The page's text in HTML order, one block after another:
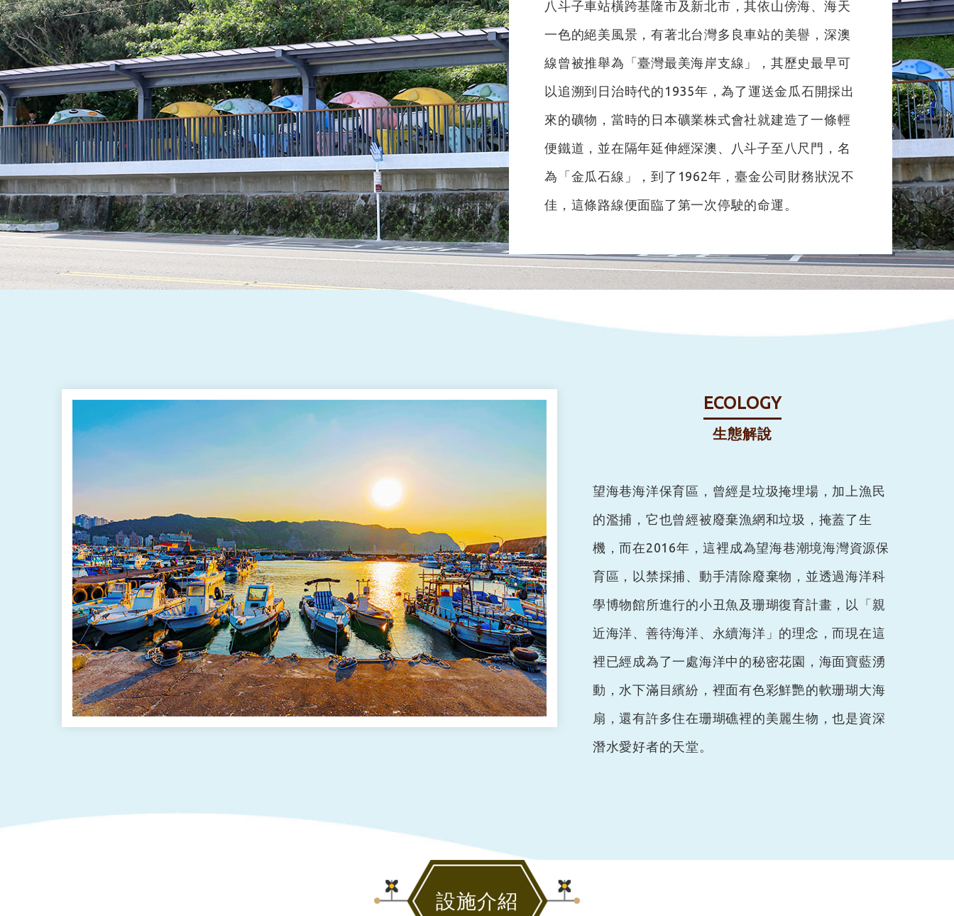
八斗子車站橫跨基隆市及新北市，其依山傍海、海天
一色的絕美風景，有著北台灣多良車站的美譽，深澳
線曾被推舉為「臺灣最美海岸支線」，其歷史最早可
以追溯到日治時代的1935年，為了運送金瓜石開採出
來的礦物，當時的日本礦業株式會社就建造了一條輕
便鐵道，並在隔年延伸經深澳、八斗子至八尺門，名
為「金瓜石線」，到了1962年，臺金公司財務狀況不
佳，這條路線便面臨了第一次停駛的命運。
ECOLOGY
生態解說
望海巷海洋保育區，曾經是垃圾掩埋場，加上漁民
的濫捕，它也曾經被廢棄漁網和垃圾，掩蓋了生
機，而在2016年，這裡成為望海巷潮境海灣資源保
育區，以禁採捕、動手清除廢棄物，並透過海洋科
學博物館所進行的小丑魚及珊瑚復育計畫，以「親
近海洋、善待海洋、永續海洋」的理念，而現在這
裡已經成為了一處海洋中的秘密花園，海面寶藍湧
動，水下滿目繽紛，裡面有色彩鮮艷的軟珊瑚大海
扇，還有許多住在珊瑚礁裡的美麗生物，也是資深
潛水愛好者的天堂。
設施介紹